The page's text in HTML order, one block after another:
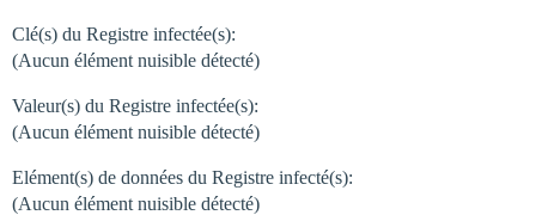
Clé(s) du Registre infectée(s):
(Aucun élément nuisible détecté)
Valeur(s) du Registre infectée(s):
(Aucun élément nuisible détecté)
Elément(s) de données du Registre infecté(s):
(Aucun élément nuisible détecté)